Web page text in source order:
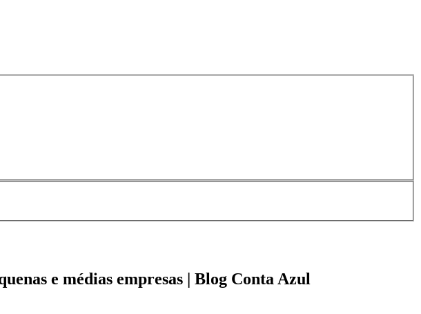
e médias empresas | Blog Conta Azul